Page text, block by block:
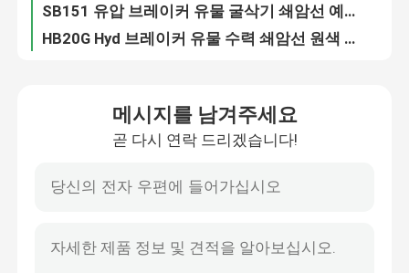
품질 관리
인용문을 요구하세요
쇄암선 유압 실린더 SB43 백 헤드 Hyd 실린더
SB151 백 헤드 유압 브레이커 실린더 175 밀리미터 지름
메시지를 남겨주세요
곧 다시 연락 드리겠습니다!